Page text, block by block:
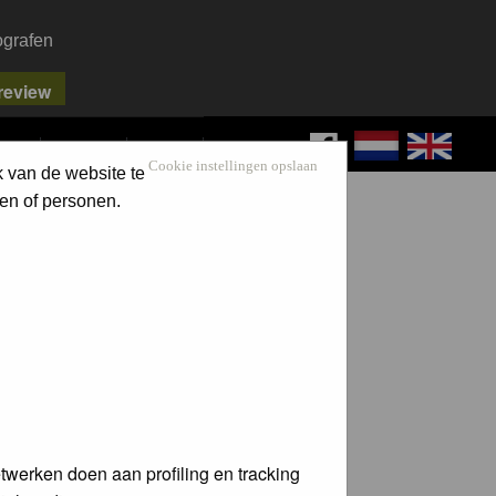
SEARCH LOG IN
Cookie instellingen opslaan
van de website te
of personen.
doen aan profiling en tracking